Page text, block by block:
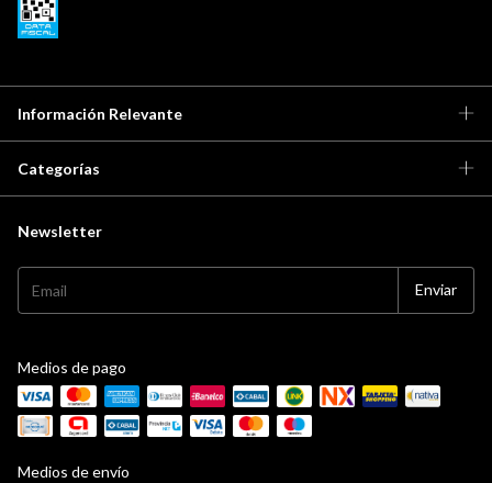
Información Relevante
Categorías
Newsletter
Medios de pago
Medios de envío